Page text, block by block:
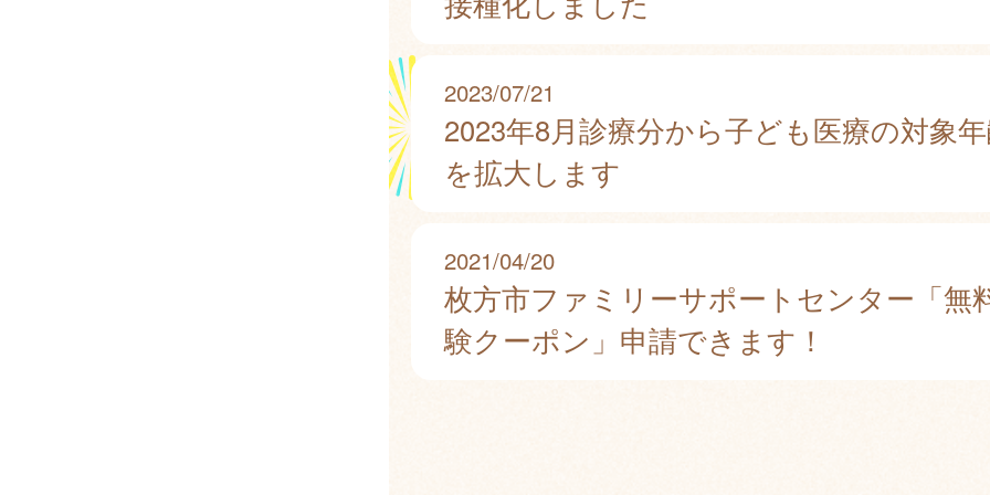
2023/07/21
2023年8月診療分から子ども医療の対象
を拡大します
2021/04/20
枚方市ファミリーサポートセンター「無
験クーポン」申請できます！